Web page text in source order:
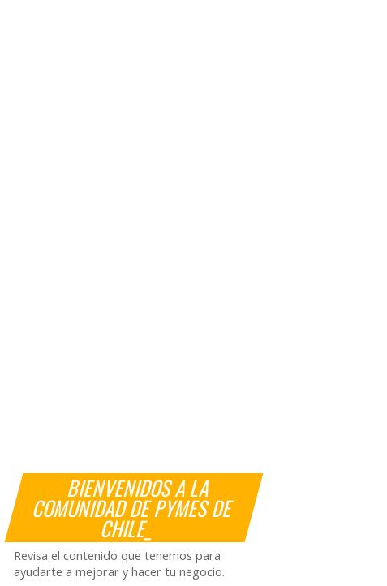
BIENVENIDOS A LA
COMUNIDAD DE PYMES DE
CHILE_
Revisa el contenido que tenemos para
ayudarte a mejorar y hacer tu negocio.